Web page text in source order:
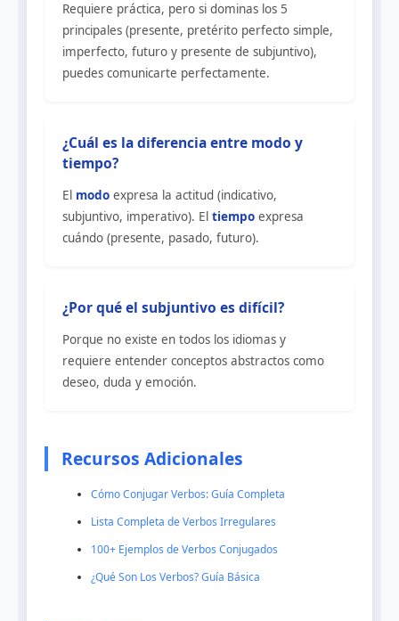
Requiere práctica, pero si dominas los 5
principales (presente, pretérito perfecto simple,
imperfecto, futuro y presente de subjuntivo),
puedes comunicarte perfectamente.
¿Cuál es la diferencia entre modo y
tiempo?
El modo expresa la actitud (indicativo,
subjuntivo, imperativo). El tiempo expresa
cuándo (presente, pasado, futuro).
¿Por qué el subjuntivo es difícil?
Porque no existe en todos los idiomas y
requiere entender conceptos abstractos como
deseo, duda y emoción.
Recursos Adicionales
Cómo Conjugar Verbos: Guía Completa
Lista Completa de Verbos Irregulares
100+ Ejemplos de Verbos Conjugados
¿Qué Son Los Verbos? Guía Básica